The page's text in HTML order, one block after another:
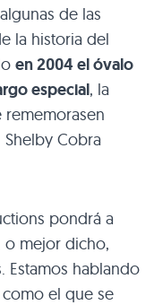
de las
la historia del
en 2004 el óvalo
especial, la
Cobra
pondrá a
o mejor dicho,
Estamos hablando
como el que se